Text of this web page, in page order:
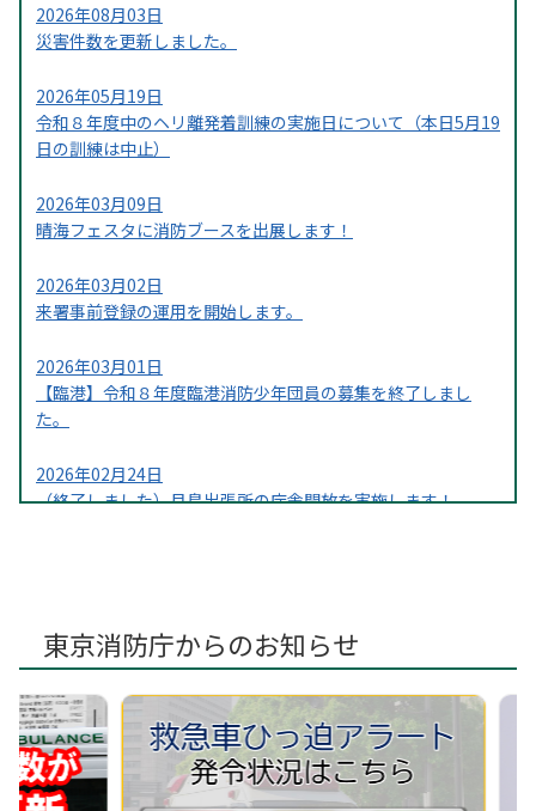
2026年08月03日
災害件数を更新しました。
2026年05月19日
令和８年度中のヘリ離発着訓練の実施日について（本日5月19
日の訓練は中止）
2026年03月09日
晴海フェスタに消防ブースを出展します！
2026年03月02日
来署事前登録の運用を開始します。
2026年03月01日
【臨港】令和８年度臨港消防少年団員の募集を終了しまし
た。
2026年02月24日
（終了しました）月島出張所の庁舎開放を実施します！
2025年09月03日
2025年08月29日
迅速な判断と行動により救出！～消防総監感謝状贈呈～
東京消防庁からのお知らせ